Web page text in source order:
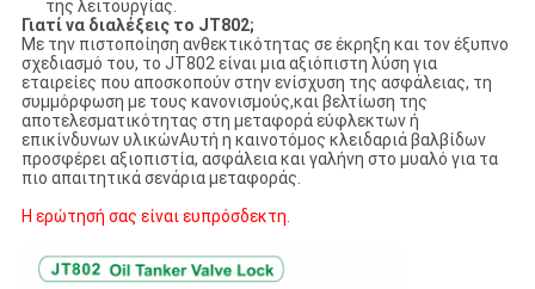
της λειτουργίας.
Γιατί να διαλέξεις το JT802;
Με την πιστοποίηση ανθεκτικότητας σε έκρηξη και τον έξυπνο
σχεδιασμό του, το JT802 είναι μια αξιόπιστη λύση για
εταιρείες που αποσκοπούν στην ενίσχυση της ασφάλειας, τη
συμμόρφωση με τους κανονισμούς,και βελτίωση της
αποτελεσματικότητας στη μεταφορά εύφλεκτων ή
επικίνδυνων υλικώνΑυτή η καινοτόμος κλειδαριά βαλβίδων
προσφέρει αξιοπιστία, ασφάλεια και γαλήνη στο μυαλό για τα
πιο απαιτητικά σενάρια μεταφοράς.
Η ερώτησή σας είναι ευπρόσδεκτη.